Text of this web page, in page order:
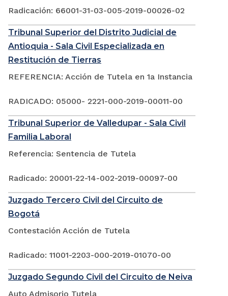
Radicación: 66001-31-03-005-2019-00026-02
Tribunal Superior del Distrito Judicial de
Antioquia - Sala Civil Especializada en
Restitución de Tierras
REFERENCIA: Acción de Tutela en 1a Instancia
RADICADO: 05000- 2221-000-2019-00011-00
Tribunal Superior de Valledupar - Sala Civil
Familia Laboral
Referencia: Sentencia de Tutela
Radicado: 20001-22-14-002-2019-00097-00
Juzgado Tercero Civil del Circuito de
Bogotá
Contestación Acción de Tutela
Radicado: 11001-2203-000-2019-01070-00
Juzgado Segundo Civil del Circuito de Neiva
Auto Admisorio Tutela